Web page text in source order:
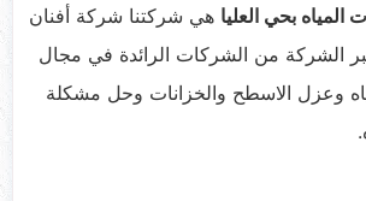
بحي العليا هي شركتنا شركة أفنان
الشركة من الشركات الرائدة في مجال
وعزل الاسطح والخزانات وحل مشكلة